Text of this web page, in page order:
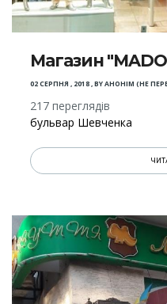
Магазин
02 СЕРПНЯ , 2018,BYАНОНІМ (НЕ
217 переглядів
бульвар Шевченка